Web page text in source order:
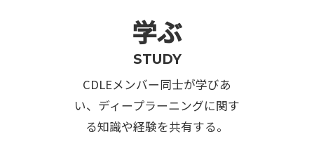
学ぶ
STUDY
CDLEメンバー同士が学びあ
い、ディープラーニングに関す
る知識や経験を共有する。